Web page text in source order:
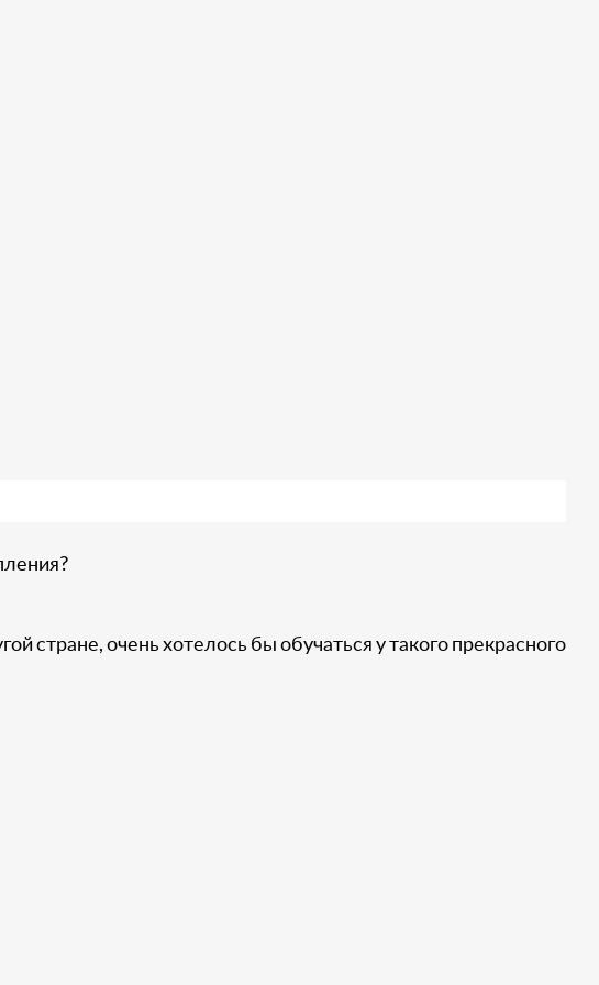
стране, очень хотелось бы обучаться у такого прекрасного